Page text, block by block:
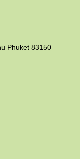
Phuket 83150